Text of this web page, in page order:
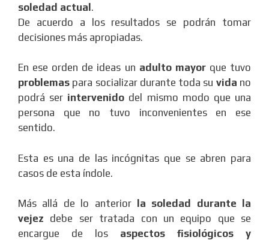
soledad actual.
De acuerdo a los resultados se podrán tomar
decisiones más apropiadas.
En ese orden de ideas un adulto mayorque tuvo
problemas para socializar durante toda su vida no
podrá ser intervenido del mismo modo que una
persona que no tuvo inconvenientes en ese
sentido.
Esta es una de las incógnitas que se abren para
casos de esta índole.
Más allá de lo anterior
la soledad durante la
vejez debe ser tratada con un equipo que se
encargue de los aspectos fisiológicos y